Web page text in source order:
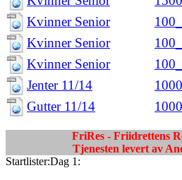
Kvinner Senior
Kvinner Senior
Kvinner Senior
Jenter 11/14
Gutter 11/14
FriRes - Friidrettens
Tjenesten levert av
Startlister:Dag 1: